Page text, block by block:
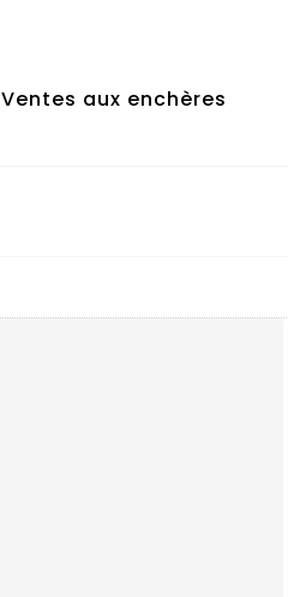
Ventes aux enchères